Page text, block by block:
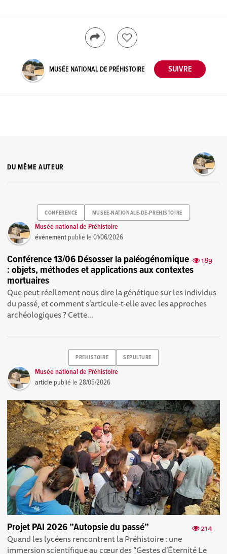
MUSÉE NATIONAL DE PRÉHISTOIRE
DU MÊME AUTEUR
CONFERENCE MUSEE-NATIONALE-DE-PREHISTOIRE
Musée national de Préhistoire
événement publié le01/06/2026
189
Conférence 13/06 Désosser la paléogénomique
: objets, méthodes et applications aux contextes
mortuaires
Que peut réellement nous dire la génétique sur les individus
du passé, et comment s’articule-t-elle avec les approches
archéologiques ? Cette...
PREHISTOIRE SEPULTURE
Musée national de Préhistoire
article publié le28/05/2026
214
Projet PAI 2026 ”Autopsie du passé”
Quand les lycéens rencontrent la Préhistoire : une
immersion scientifique au cœur des “Gestes d’Éternité Le